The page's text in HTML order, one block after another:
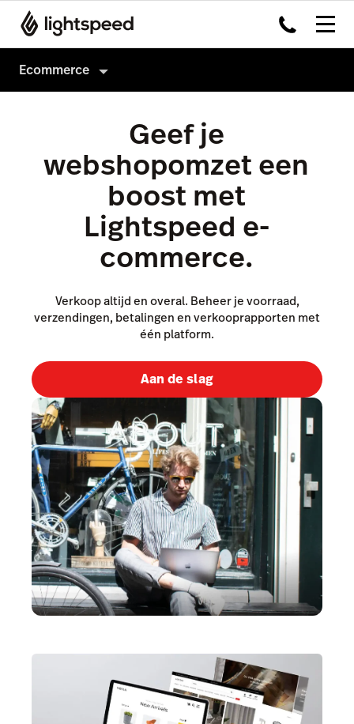
Ecommerce
Webshop starten
Bestaande website
Apps & integraties
Betaalmethodes
Google
Instagram
Marketing
E-mailmarketing
Google ads
Meta ads
Prijzen
Producten en voorraad
Verzending
BTW-tarieven
Capital
Geef je
webshopomzet een
boost met
Lightspeed e-
commerce.
Verkoop altijd en overal. Beheer je voorraad,
verzendingen, betalingen en verkooprapporten met
één platform.
Aan de slag